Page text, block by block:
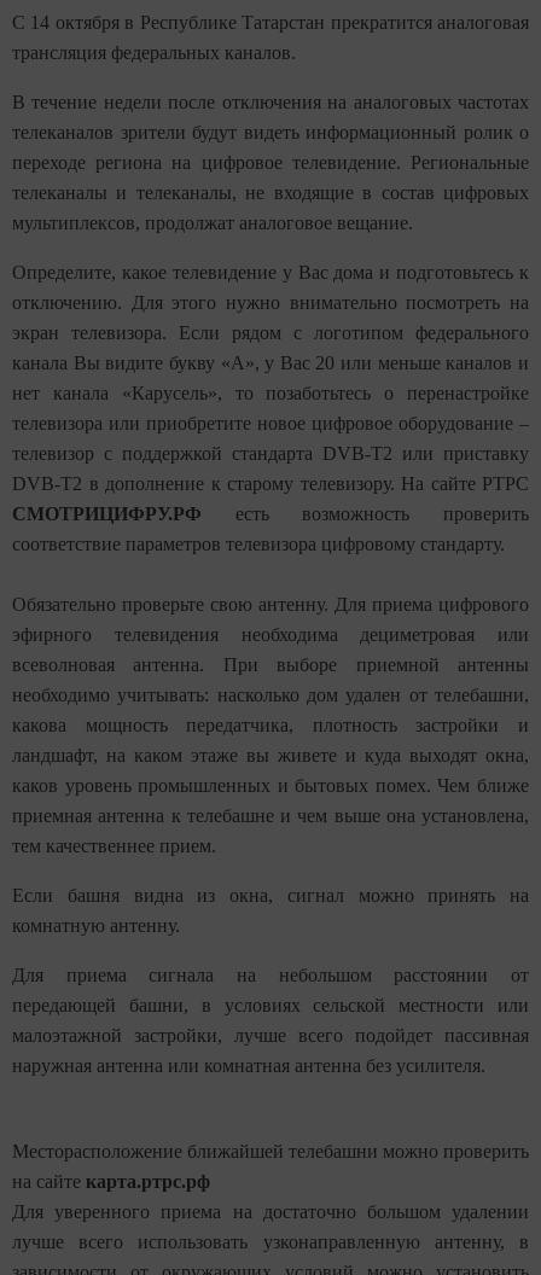
С 14 октября в Республике Татарстан прекратится аналоговая
трансляция федеральных каналов.
В течение недели после отключения на аналоговых частотах
телеканалов зрители будут видеть информационный ролик о
переходе региона на цифровое телевидение. Региональные
телеканалы и телеканалы, не входящие в состав цифровых
мультиплексов, продолжат аналоговое вещание.
Определите, какое телевидение у Вас дома и подготовьтесь к
отключению. Для этого нужно внимательно посмотреть на
экран телевизора. Если рядом с логотипом федерального
канала Вы видите букву «А», у Вас 20 или меньше каналов и
нет канала «Карусель», то позаботьтесь о перенастройке
телевизора или приобретите новое цифровое оборудование –
телевизор с поддержкой стандарта DVB-T2 или приставку
DVB-T2 в дополнение к старому телевизору. На сайте РТРС
СМОТРИЦИФРУ.РФ есть возможность проверить
соответствие параметров телевизора цифровому стандарту.
Обязательно проверьте свою антенну. Для приема цифрового
эфирного телевидения необходима дециметровая или
всеволновая антенна. При выборе приемной антенны
необходимо учитывать: насколько дом удален от телебашни,
какова мощность передатчика, плотность застройки и
ландшафт, на каком этаже вы живете и куда выходят окна,
каков уровень промышленных и бытовых помех. Чем ближе
приемная антенна к телебашне и чем выше она установлена,
тем качественнее прием.
Если башня видна из окна, сигнал можно принять на
комнатную антенну.
Для приема сигнала на небольшом расстоянии от
передающей башни, в условиях сельской местности или
малоэтажной застройки, лучше всего подойдет пассивная
наружная антенна или комнатная антенна без усилителя.
Месторасположение ближайшей телебашни можно проверить
на сайте карта.ртрс.рф
Для уверенного приема на достаточно большом удалении
лучше всего использовать узконаправленную антенну, в